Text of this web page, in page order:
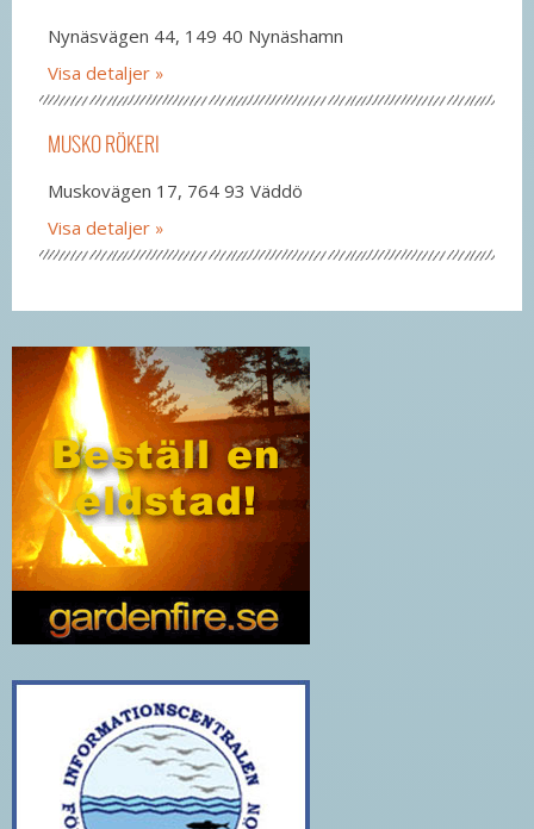
Nynäsvägen 44, 149 40 Nynäshamn
Visa detaljer
MUSKO RÖKERI
Muskovägen 17, 764 93 Väddö
Visa detaljer